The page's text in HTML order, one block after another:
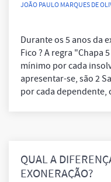
JOÃO PAULO MARQUES DE
Durante os 5 anos da
Fico ? A regra "Chapa
mínimo por cada
apresentar-se, são 2
por cada dependente,
QUAL A
EXONERAÇÃO?